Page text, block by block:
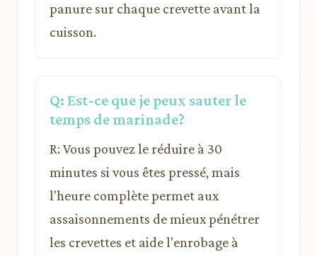
panure sur chaque crevette avant la
cuisson.
Q: Est-ce que je peux sauter le
temps de marinade?
R: Vous pouvez le réduire à 30
minutes si vous êtes pressé, mais
l'heure complète permet aux
assaisonnements de mieux pénétrer
les crevettes et aide l'enrobage à